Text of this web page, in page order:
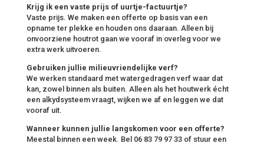
Krijg ik een vaste prijs of uurtje-factuurtje?
Vaste prijs. We maken een offerte op basis van een
opname ter plekke en houden ons daaraan. Alleen bij
onvoorziene houtrot gaan we vooraf in overleg voor we
extra werk uitvoeren.
Gebruiken jullie milieuvriendelijke verf?
We werken standaard met watergedragen verf waar dat
kan, zowel binnen als buiten. Alleen als het houtwerk écht
een alkydsysteem vraagt, wijken we af en leggen we dat
vooraf uit.
Wanneer kunnen jullie langskomen voor een offerte?
Meestal binnen een week. Bel 06 83 79 97 33 of stuur een